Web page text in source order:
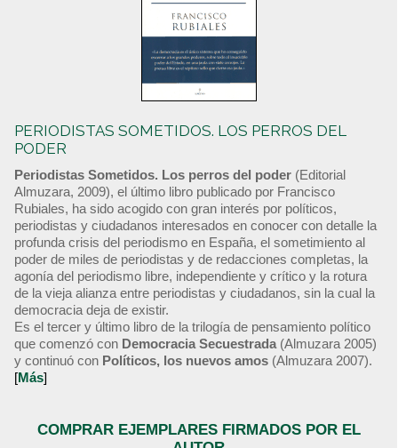
PERIODISTAS SOMETIDOS. LOS PERROS DEL
PODER
Periodistas Sometidos. Los perros del poder (Editorial
Almuzara, 2009), el último libro publicado por Francisco
Rubiales, ha sido acogido con gran interés por políticos,
periodistas y ciudadanos interesados en conocer con detalle la
profunda crisis del periodismo en España, el sometimiento al
poder de miles de periodistas y de redacciones completas, la
agonía del periodismo libre, independiente y crítico y la rotura
de la vieja alianza entre periodistas y ciudadanos, sin la cual la
democracia deja de existir.
Es el tercer y último libro de la trilogía de pensamiento político
que comenzó con Democracia Secuestrada (Almuzara 2005)
y continuó con Políticos, los nuevos amos (Almuzara 2007).
[Más]
COMPRAR EJEMPLARES FIRMADOS POR EL